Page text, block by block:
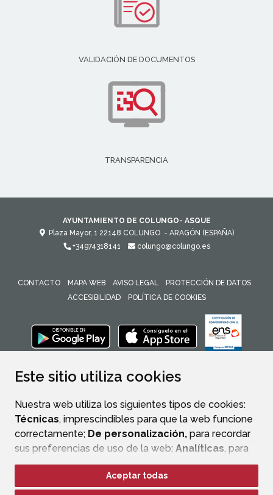
Este sitio utiliza cookies
Nuestra web utiliza los siguientes tipos de cookies:
Técnicas, imprescindibles para que la web funcione
correctamente; De personalización, para recordar
sus preferencias de uso de la web; Analíticas, para
mejorar el funcionamiento de la web y sus servicios.
Si acepta pulsando el botón“Aceptar todas”
Aceptar todas
VALIDACIÓN DE DOCUMENTOS
TRANSPARENCIA
AYUNTAMIENTO DE COLUNGO- ASQUE
Plaza Mayor, 1 22148 COLUNGO - ARAGÓN (ESPAÑA)
+34974318141
colungo@colungo.es
CONTACTO MAPA WEB AVISO LEGAL
PROTECCIÓN DE DATOS
ACCESIBILIDAD
POLÍTICA DE COOKIES